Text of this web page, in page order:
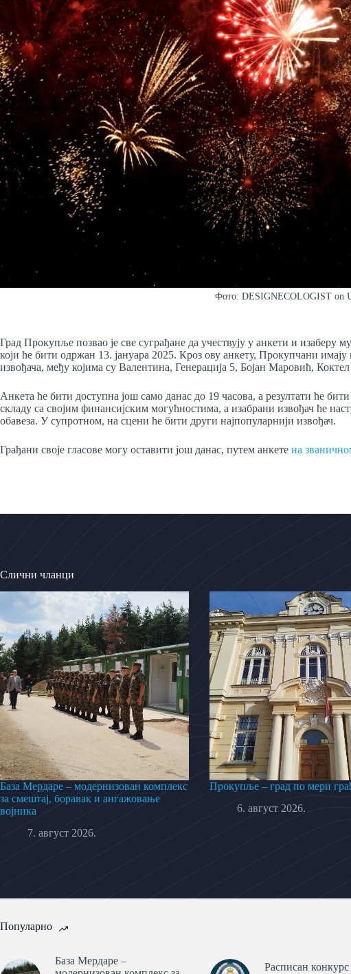
Фото: DESIGNECOLOGIST on
Град Прокупље позвао је све суграђане да учествују у анкети и изаберу
који ће бити одржан 13. јануара 2025. Кроз ову анкету, Прокупчани
извођача, међу којима су Валентина, Генерација 5, Бојан Маровић,
Анкета ће бити доступна још само данас до 19 часова, а резултати ће
складу са својим финансијским могућностима, а изабрани извођач ће
обавеза. У супротном, на сцени ће бити други најпопуларнији извођач.
Грађани своје гласове могу оставити још данас, путем анкете на
Слични чланци
База Мердаре – модернизован комплекс
за смештај, боравак и ангажовање
војника
7. август 2026.
Прокупље – град по мери
6. август 2026.
Популарно
База Мердаре –
Расписан конкурс